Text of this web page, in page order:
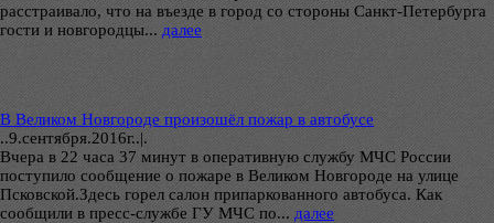
расстраивало, что на въезде в город со стороны Санкт-Петербурга
гости и новгородцы... далее
В Великом Новгороде произошёл пожар в автобусе
..9.сентября.2016г..|.
Вчера в 22 часа 37 минут в оперативную службу МЧС России
поступило сообщение о пожаре в Великом Новгороде на улице
Псковской.Здесь горел салон припаркованного автобуса. Как
сообщили в пресс-службе ГУ МЧС по... далее